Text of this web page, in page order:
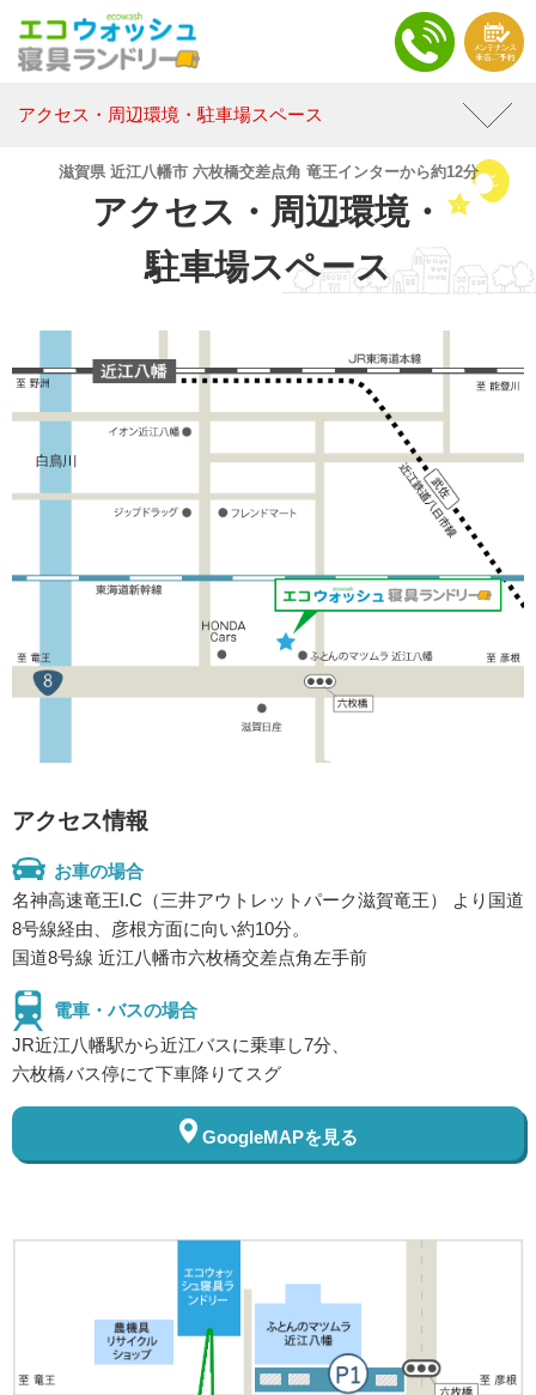
アクセス・周辺環境・駐車場スペース
滋賀県 近江八幡市 六枚橋交差点角 竜王インターから約12分
アクセス・周辺環境・
駐車場スペース
アクセス情報
お車の場合
名神高速竜王I.C（三井アウトレットパーク滋賀竜王） より国道
8号線経由、彦根方面に向い約10分。
国道8号線 近江八幡市六枚橋交差点角左手前
電車・バスの場合
JR近江八幡駅から近江バスに乗車し7分、
六枚橋バス停にて下車降りてスグ
GoogleMAPを見る